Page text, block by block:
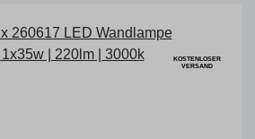
KOSTENLOSER
VERSAND